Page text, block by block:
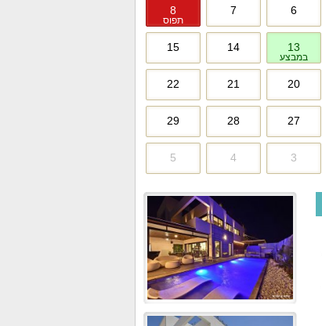
6
7
8
תפוס
13
במבצע
14
15
20
21
22
27
28
29
3
4
5